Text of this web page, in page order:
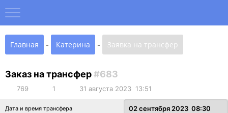
Вход
Регистрация
Служба поддержки
О проекте
Главная - Катерина - Заявка на трансфер
Заказ на трансфер#683
769 1 31 августа 2023 13:51
Дата и время трансфера 02 сентября 2023 08:30